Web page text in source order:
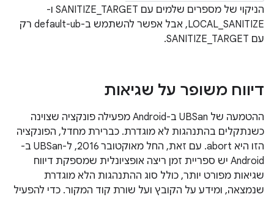
הניקוי של מספרים שלמים עם SANITIZE_TARGET ו-
LOCAL_SANITIZE, אבל אפשר להשתמש ב-default-ub רק
עם SANITIZE_TARGET.
דיווח משופר על שגיאות
ההטמעה של UBSan ב-Android מפעילה פונקציה שצוינה
כשנתקלים בהתנהגות לא מוגדרת. כברירת מחדל, הפונקציה
הזו היא abort. עם זאת, החל מאוקטובר 2016, ל-UBSan ב-
Android יש ספריית זמן ריצה אופציונלית שמספקת דיווח
שגיאות מפורט יותר, כולל סוג ההתנהגות הלא מוגדרת
שנמצאה, ומידע על הקובץ ועל שורת קוד המקור. כדי להפעיל